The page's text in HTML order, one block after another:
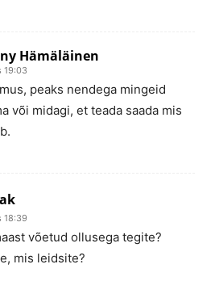
Hämäläinen
19:03
peaks nendega mingeid
või midagi, et teada saada mis
18:39
võetud ollusega tegite?
mis leidsite?